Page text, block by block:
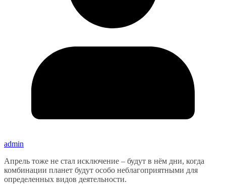
admin
Апрель тоже не стал исключение – будут в нём дни, когда
комбинации планет будут особо неблагоприятными для
определенных видов деятельности.